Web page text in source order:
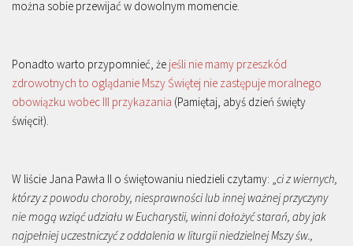
można sobie przewijać w dowolnym momencie.
Ponadto warto przypomnieć, że jeśli nie mamy przeszkód
zdrowotnych to oglądanie Mszy Świętej nie zastępuje moralnego
obowiązku wobec III przykazania (Pamiętaj, abyś dzień święty
święcił).
W liście Jana Pawła II o świętowaniu niedzieli czytamy: „ ci z wiernych,
którzy z powodu choroby, niesprawności lub innej ważnej przyczyny
nie mogą wziąć udziału w Eucharystii, winni dołożyć starań, aby jak
najpełniej uczestniczyć z oddalenia w liturgii niedzielnej Mszy św.,